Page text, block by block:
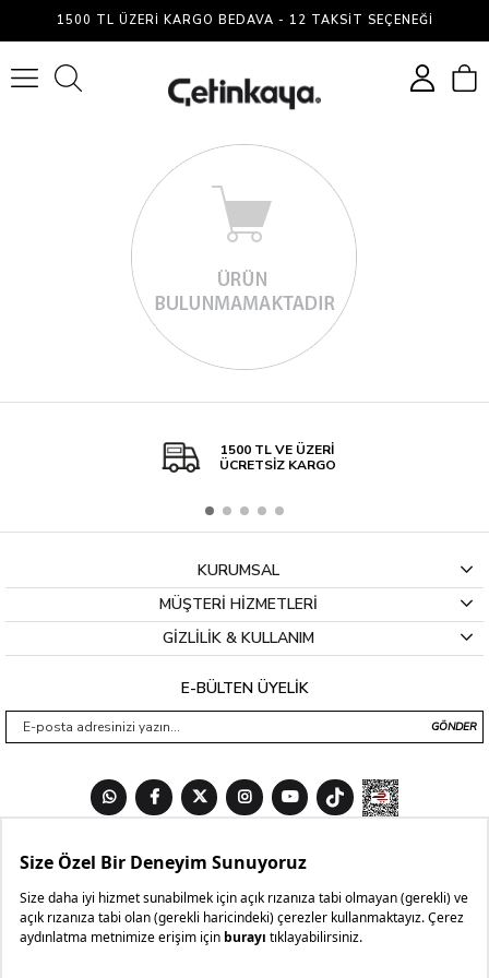
1500 TL ÜZERI KARGO BEDAVA - 12 TAKSIT SEÇENEĞI
Bikini
1500 TL VE ÜZERİ
ÜCRETSİZ KARGO
KURUMSAL
MÜŞTERİ HİZMETLERİ
GİZLİLİK & KULLANIM
E-BÜLTEN ÜYELİK
GÖNDER